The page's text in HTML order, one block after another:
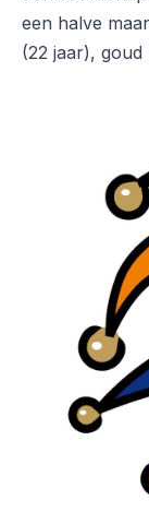
een halve
(22 jaar),